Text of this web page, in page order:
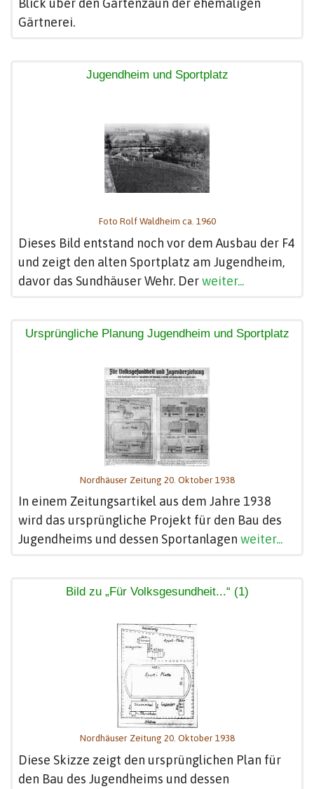
Blick über den Gartenzaun der ehemaligen
Gärtnerei.
Jugendheim und Sportplatz
Foto Rolf Waldheim ca. 1960
Dieses Bild entstand noch vor dem Ausbau der F4
und zeigt den alten Sportplatz am Jugendheim,
davor das Sundhäuser Wehr. Derweiter...
Ursprüngliche Planung Jugendheim und Sportplatz
Nordhäuser Zeitung 20. Oktober 1938
In einem Zeitungsartikel aus dem Jahre 1938
wird das ursprüngliche Projekt für den Bau des
Jugendheims und dessen Sportanlagen weiter...
Bild zu „Für Volksgesundheit...“ (1)
Nordhäuser Zeitung 20. Oktober 1938
Diese Skizze zeigt den ursprünglichen Plan für
den Bau des Jugendheims und dessen